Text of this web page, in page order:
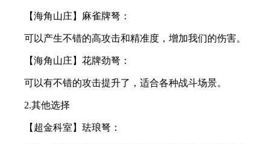
【海角山庄】麻雀牌弩：
可以产生不错的高攻击和精准度，增加我们的伤害。
【海角山庄】花牌劲弩：
可以有不错的攻击提升了，适合各种战斗场景。
2.其他选择
【超金科室】珐琅弩：